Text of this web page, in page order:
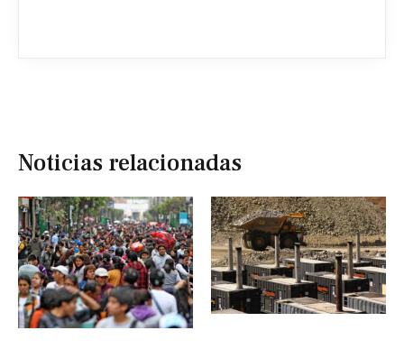
Noticias relacionadas